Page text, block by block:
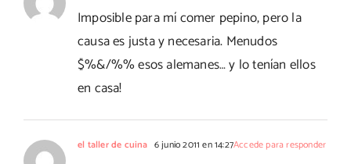
Imposible para mí comer pepino, pero la
causa es justa y necesaria. Menudos
$%&/%% esos alemanes… y lo tenían ellos
en casa!
el taller de cuina 6 junio 2011 en 14:27Accede para responder